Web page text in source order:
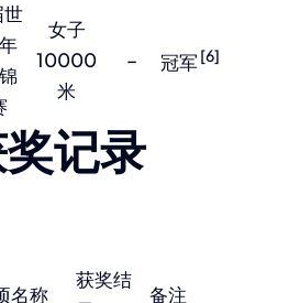
女子
10000
米
– 冠军 [6]
记录
名称
获奖结
备注